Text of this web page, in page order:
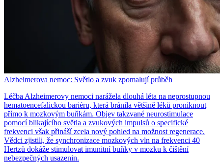
Alzheimerova nemoc: Světlo a zvuk zpomalují průběh
Léčba Alzheimerovy nemoci narážela dlouhá léta na neprostupnou
hematoencefalickou bariéru, která bránila většině léků proniknout
přímo k mozkovým buňkám. Objev takzvané neurostimulace
pomocí blikajícího světla a zvukových impulsů o specifické
frekvenci však přináší zcela nový pohled na možnost regenerace.
Vědci zjistili, že synchronizace mozkových vln na frekvenci 40
Hertzů dokáže stimulovat imunitní buňky v mozku k čištění
nebezpečných usazenin.